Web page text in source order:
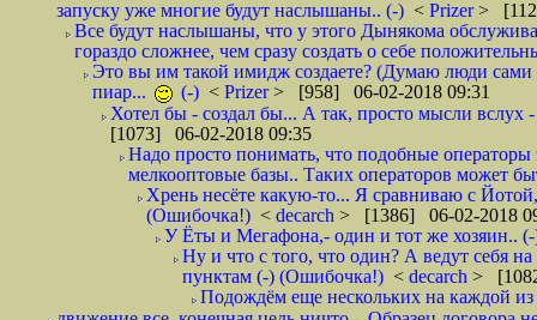
запуску уже многие будут наслышаны.. (-) < Prizer>
Все будут наслышаны, что у этого Дынякома
гораздо сложнее, чем сразу создать о себе
Это вы им такой имидж создаете? (Думаю люди сами
пиар...
(-) < Prizer> [958] 06-02-2018 09:31
Хотел бы - создал бы... А так, просто мысли вслух
[1073] 06-02-2018 09:35
Надо просто понимать, что подобные
мелкооптовые базы.. Таких операторов может
Хрень несёте какую-то... Я сравниваю с
(Ошибочка!) < decarch > [1386] 06-02-2018
У Ёты и Мегафона,- один и тот же хозяин..
Ну и что с того, что один? А ведут себя
пунктам (-) (Ошибочка!) < decarch >
Подождём еще нескольких на каждой из